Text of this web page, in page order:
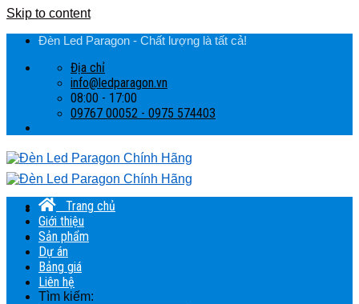
Skip to content
Đèn Led Paragon - Chất lượng là tất cả!
Địa chỉ
info@ledparagon.vn
08:00 - 17:00
09767 00052 - 0975 574403
Trang chủ
Giới thiệu
Sản phẩm
Dự án
Bảng giá
Liên hệ
Tìm kiếm: